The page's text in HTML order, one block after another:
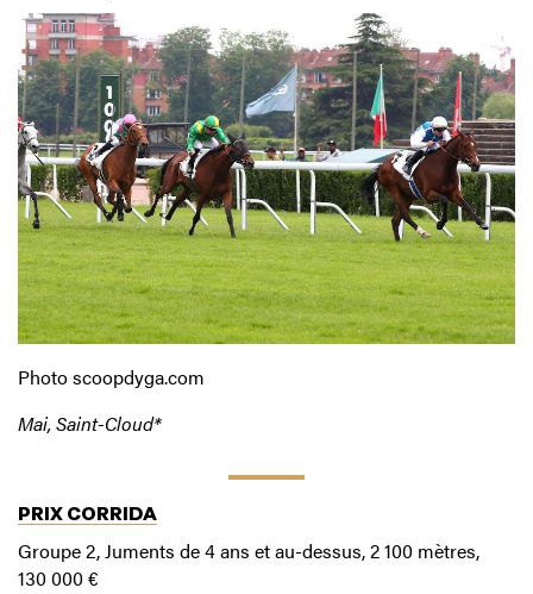
Photo scoopdyga.com
Mai, Saint-Cloud*
PRIX CORRIDA
Groupe 2, Juments de 4 ans et au-dessus, 2 100 mètres,
130 000 €